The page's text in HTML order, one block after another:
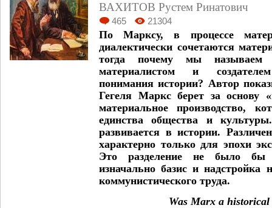
ВАХИТОВ Рустем Ринатович
465 21304
По Марксу, в процессе
диалектически сочетаются
тогда почему мы называем
материалистом и создателем
понимания истории? Автор
Гегеля Маркс берет за основу
материальное производство,
единства общества и
развивается в истории.
характерно только для эпохи
Это разделение не было
изначально базис и надстройка
коммунистического труда.
Was Marx a